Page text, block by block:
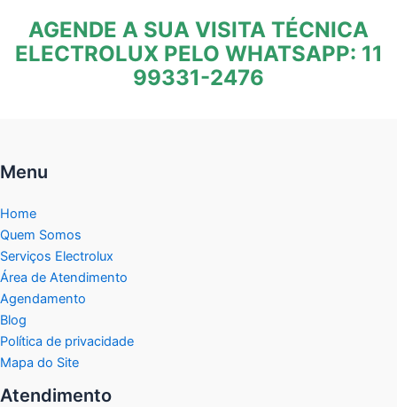
AGENDE A SUA VISITA TÉCNICA
ELECTROLUX PELO WHATSAPP: 11
99331-2476
Menu
Home
Quem Somos
Serviços Electrolux
Área de Atendimento
Agendamento
Blog
Política de privacidade
Mapa do Site
Atendimento